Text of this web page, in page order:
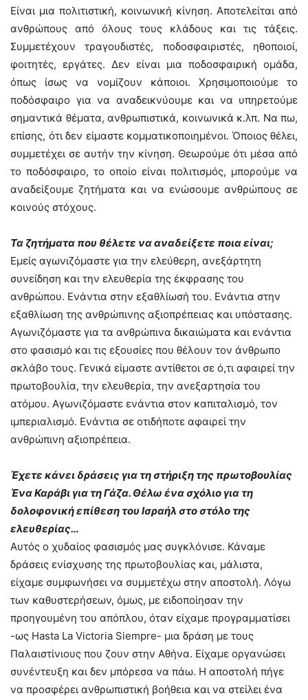
Είναι μια πολιτιστική, κοινωνική κίνηση. Αποτελείται από
ανθρώπους από όλους τους κλάδους και τις τάξεις.
Συμμετέχουν τραγουδιστές, ποδοσφαιριστές, ηθοποιοί,
φοιτητές, εργάτες. Δεν είναι μια ποδοσφαιρική ομάδα,
όπως ίσως να νομίζουν κάποιοι. Χρησιμοποιούμε το
ποδόσφαιρο για να αναδεικνύουμε και να υπηρετούμε
σημαντικά θέματα, ανθρωπιστικά, κοινωνικά κ.λπ. Να πω,
επίσης, ότι δεν είμαστε κομματικοποιημένοι. Όποιος θέλει,
συμμετέχει σε αυτήν την κίνηση. Θεωρούμε ότι μέσα από
το ποδόσφαιρο, το οποίο είναι πολιτισμός, μπορούμε να
αναδείξουμε ζητήματα και να ενώσουμε ανθρώπους σε
κοινούς στόχους.
Τα ζητήματα που θέλετε να αναδείξετε ποια είναι;
Εμείς αγωνιζόμαστε για την ελεύθερη, ανεξάρτητη
συνείδηση και την ελευθερία της έκφρασης του
ανθρώπου. Ενάντια στην εξαθλίωσή του. Ενάντια στην
εξαθλίωση της ανθρώπινης αξιοπρέπειας και υπόστασης.
Αγωνιζόμαστε για τα ανθρώπινα δικαιώματα και ενάντια
στο φασισμό και τις εξουσίες που θέλουν τον άνθρωπο
σκλάβο τους. Γενικά είμαστε αντίθετοι σε ό,τι αφαιρεί την
πρωτοβουλία, την ελευθερία, την ανεξαρτησία του
ατόμου. Αγωνιζόμαστε ενάντια στον καπιταλισμό, τον
ιμπεριαλισμό. Ενάντια σε οτιδήποτε αφαιρεί την
ανθρώπινη αξιοπρέπεια.
Έχετε κάνει δράσεις για τη στήριξη της πρωτοβουλίας
Ένα Καράβι για τη Γάζα. Θέλω ένα σχόλιο για τη
δολοφονική επίθεση του Ισραήλ στο στόλο της
ελευθερίας…
Αυτός ο χυδαίος φασισμός μας συγκλόνισε. Κάναμε
δράσεις ενίσχυσης της πρωτοβουλίας και, μάλιστα,
είχαμε συμφωνήσει να συμμετέχω στην αποστολή. Λόγω
των καθυστερήσεων, όμως, με ειδοποίησαν την
προηγουμένη του απόπλου, όταν είχαμε προγραμματίσει
-ως Hasta La Victoria Siempre- μια δράση με τους
Παλαιστίνιους που ζουν στην Αθήνα. Είχαμε οργανώσει
συνέντευξη και δεν μπόρεσα να πάω. Η αποστολή πήγε
να προσφέρει ανθρωπιστική βοήθεια και να στείλει ένα